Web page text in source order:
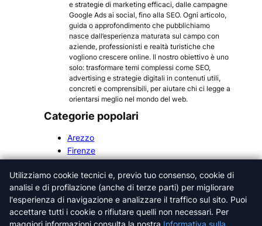
e strategie di marketing efficaci, dalle campagne
Google Ads ai social, fino alla SEO. Ogni articolo,
guida o approfondimento che pubblichiamo
nasce dall’esperienza maturata sul campo con
aziende, professionisti e realtà turistiche che
vogliono crescere online. Il nostro obiettivo è uno
solo: trasformare temi complessi come SEO,
advertising e strategie digitali in contenuti utili,
concreti e comprensibili, per aiutare chi ci legge a
orientarsi meglio nel mondo del web.
Categorie popolari
Arezzo
Firenze
Livorno
Lucca
Massa-Carrara
Pisa
Utilizziamo cookie tecnici e, previo tuo consenso, cookie di
analisi e di profilazione (anche di terze parti) per migliorare
l'esperienza di navigazione e analizzare il traffico sul sito. Puoi
accettare tutti i cookie o rifiutare quelli non necessari. Per
maggiori informazioni consulta la nostra Informativa sulla